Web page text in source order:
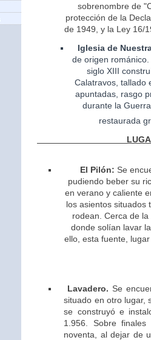
sobrenombre de
protección de la
de 1949, y la Ley 16/
Iglesia de
deorigen
siglo XIII
Calatravos, tallado
apuntadas, rasgo
durante la
restaurada
El Pilón: Se
pudiendo beber su
en verano y caliente
los asientos situados
rodean. Cerca de
donde solían lavar
ello, esta fuente,
Lavadero. Se
situado en otro lugar,
se construyó e
1.956. Sobre
noventa, al dejar de